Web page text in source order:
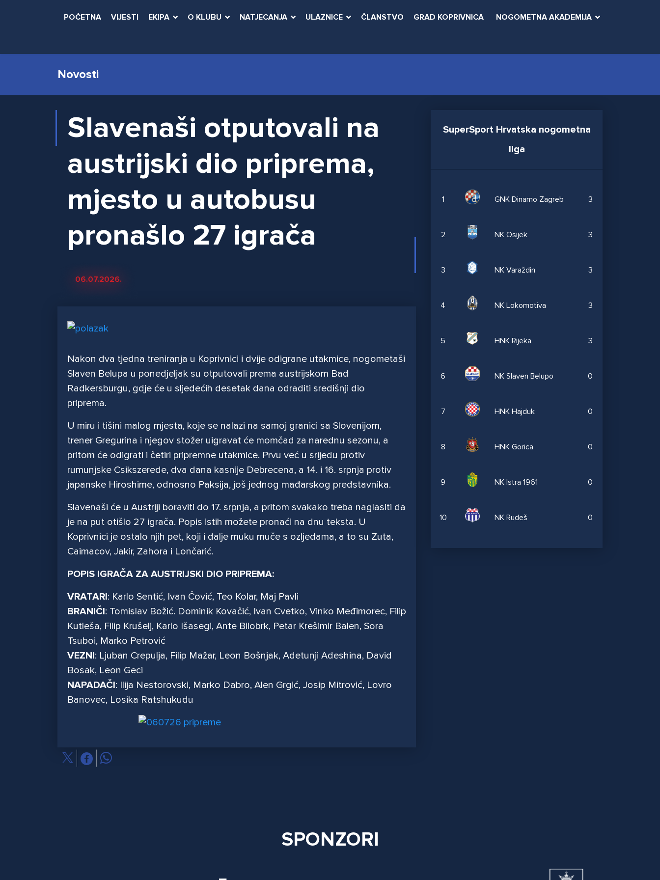
POČETNA VIJESTI EKIPA O KLUBU NATJECANJA ULAZNICE ČLANSTVO GRAD KOPRIVNICA NOGOMETNA AKADEMIJA
Novosti
Slavenaši otputovali na
austrijski dio priprema,
mjesto u autobusu
pronašlo 27 igrača
06.07.2026.
Nakon dva tjedna treniranja u Koprivnici i dvije odigrane utakmice, nogometaši
Slaven Belupa u ponedjeljak su otputovali prema austrijskom Bad
Radkersburgu, gdje će u sljedećih desetak dana odraditi središnji dio
priprema.
U miru i tišini malog mjesta, koje se nalazi na samoj granici sa Slovenijom,
trener Gregurina i njegov stožer uigravat će momčad za narednu sezonu, a
pritom će odigrati i četiri pripremne utakmice. Prvu već u srijedu protiv
rumunjske Csikszerede, dva dana kasnije Debrecena, a 14. i 16. srpnja protiv
japanske Hiroshime, odnosno Paksija, još jednog mađarskog predstavnika.
Slavenaši će u Austriji boraviti do 17. srpnja, a pritom svakako treba naglasiti da
je na put otišlo 27 igrača. Popis istih možete pronaći na dnu teksta. U
Koprivnici je ostalo njih pet, koji i dalje muku muče s ozljedama, a to su Zuta,
Caimacov, Jakir, Zahora i Lončarić.
POPIS IGRAČA ZA AUSTRIJSKI DIO PRIPREMA:
VRATARI: Karlo Sentić, Ivan Čović, Teo Kolar, Maj Pavli
BRANIČI: Tomislav Božić. Dominik Kovačić, Ivan Cvetko, Vinko Međimorec, Filip
Kutleša, Filip Krušelj, Karlo Išasegi, Ante Bilobrk, Petar Krešimir Balen, Sora
Tsuboi, Marko Petrović
VEZNI: Ljuban Crepulja, Filip Mažar, Leon Bošnjak, Adetunji Adeshina, David
Bosak, Leon Geci
NAPADAČI: Ilija Nestorovski, Marko Dabro, Alen Grgić, Josip Mitrović, Lovro
Banovec, Losika Ratshukudu
SuperSport Hrvatska nogometna
liga
1 GNK Dinamo Zagreb 3
2 NK Osijek 3
3 NK Varaždin 3
4 NK Lokomotiva 3
5 HNK Rijeka 3
6 NK Slaven Belupo 0
7 HNK Hajduk 0
8 HNK Gorica 0
9 NK Istra 1961 0
10 NK Rudeš 0
SPONZORI